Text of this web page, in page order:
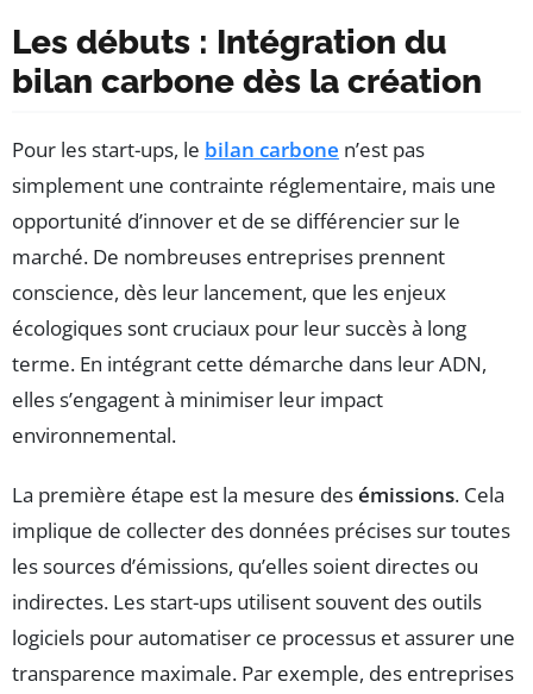
Les débuts : Intégration du
bilan carbone dès la création
Pour les start-ups, le bilan carbone n’est pas
simplement une contrainte réglementaire, mais une
opportunité d’innover et de se différencier sur le
marché. De nombreuses entreprises prennent
conscience, dès leur lancement, que les enjeux
écologiques sont cruciaux pour leur succès à long
terme. En intégrant cette démarche dans leur ADN,
elles s’engagent à minimiser leur impact
environnemental.
La première étape est la mesure desémissions. Cela
implique de collecter des données précises sur toutes
les sources d’émissions, qu’elles soient directes ou
indirectes. Les start-ups utilisent souvent des outils
logiciels pour automatiser ce processus et assurer une
transparence maximale. Par exemple, des entreprises